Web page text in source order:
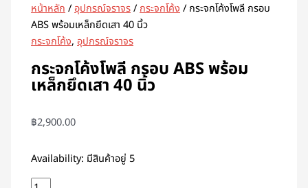
หน้าหลัก/อุปกรณ์จราจร/กระจกโค้ง/ กระจกโค้งโพลี กรอบ
ABS พร้อมเหล็กยึดเสา 40 นิ้ว
กระจกโค้ง,อุปกรณ์จราจร
กระจกโค้งโพลี กรอบ ABS พร้อม
เหล็กยึดเสา 40 นิ้ว
฿2,900.00
Availability: มีสินค้าอยู่ 5
เหล็ก
ยึด
เสา
นิ้ว
ชิ้น